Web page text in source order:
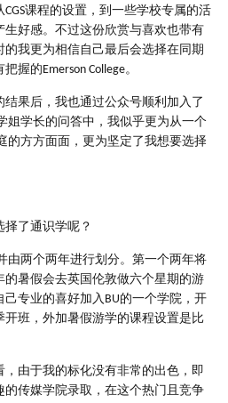
课程的设置，到一些学校专属的活
好感。不过这份欣赏与喜欢也带有
我更为相信自己最后会选择在同期
握的Emerson College。
果后，我也通过公众号顺利加入了
姐学长的问答中，我似乎更为从一个
的方方面面，更为坚定了我想要选择
择了通识学呢？
由两个两年进行划分。第一个两年将
暑假会去英国伦敦做六个星期的游
专业的喜好加入BU的一个学院，开
班，外加暑假游学的课程设置是比
，由于我的标化没有非常的出色，即
传媒学院录取，在这个热门且竞争